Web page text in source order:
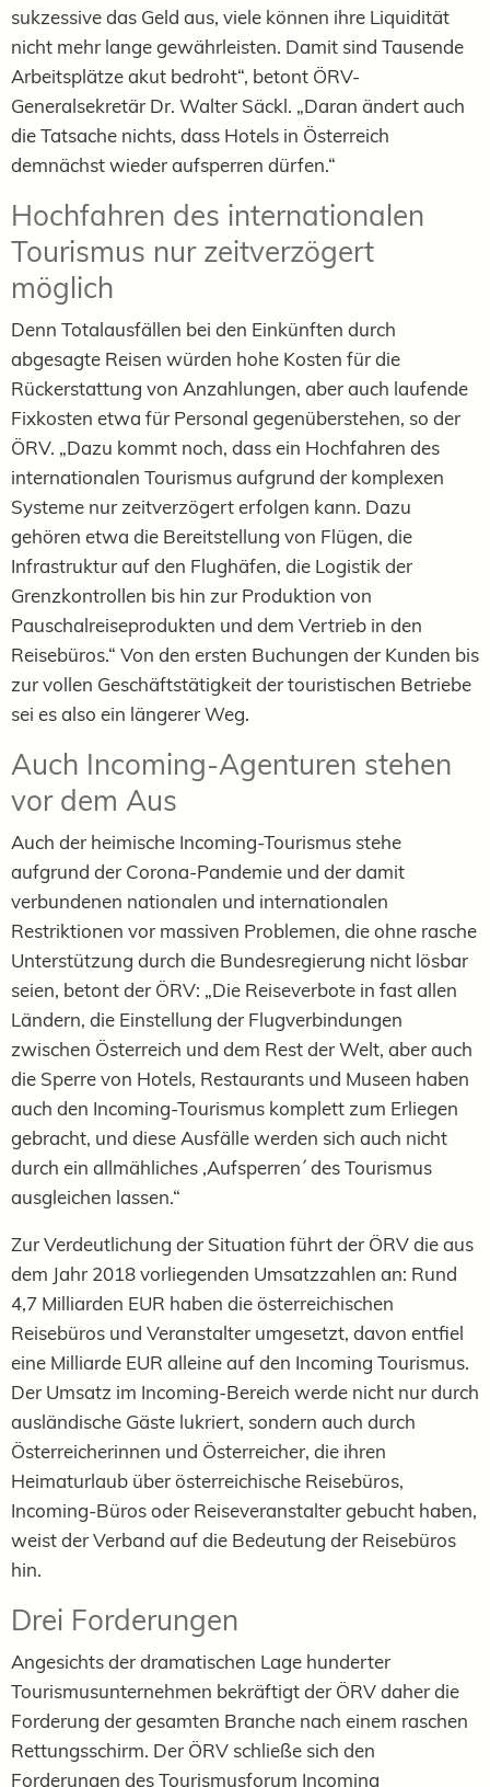
sukzessive das Geld aus, viele können ihre Liquidität
nicht mehr lange gewährleisten. Damit sind Tausende
Arbeitsplätze akut bedroht“, betont ÖRV-
Generalsekretär Dr. Walter Säckl. „Daran ändert auch
die Tatsache nichts, dass Hotels in Österreich
demnächst wieder aufsperren dürfen.“
Hochfahren des internationalen
Tourismus nur zeitverzögert
möglich
Denn Totalausfällen bei den Einkünften durch
abgesagte Reisen würden hohe Kosten für die
Rückerstattung von Anzahlungen, aber auch laufende
Fixkosten etwa für Personal gegenüberstehen, so der
ÖRV. „Dazu kommt noch, dass ein Hochfahren des
internationalen Tourismus aufgrund der komplexen
Systeme nur zeitverzögert erfolgen kann. Dazu
gehören etwa die Bereitstellung von Flügen, die
Infrastruktur auf den Flughäfen, die Logistik der
Grenzkontrollen bis hin zur Produktion von
Pauschalreiseprodukten und dem Vertrieb in den
Reisebüros.“ Von den ersten Buchungen der Kunden bis
zur vollen Geschäftstätigkeit der touristischen Betriebe
sei es also ein längerer Weg.
Auch Incoming-Agenturen stehen
vor dem Aus
Auch der heimische Incoming-Tourismus stehe
aufgrund der Corona-Pandemie und der damit
verbundenen nationalen und internationalen
Restriktionen vor massiven Problemen, die ohne rasche
Unterstützung durch die Bundesregierung nicht lösbar
seien, betont der ÖRV: „Die Reiseverbote in fast allen
Ländern, die Einstellung der Flugverbindungen
zwischen Österreich und dem Rest der Welt, aber auch
die Sperre von Hotels, Restaurants und Museen haben
auch den Incoming-Tourismus komplett zum Erliegen
gebracht, und diese Ausfälle werden sich auch nicht
durch ein allmähliches ,Aufsperren´ des Tourismus
ausgleichen lassen.“
Zur Verdeutlichung der Situation führt der ÖRV die aus
dem Jahr 2018 vorliegenden Umsatzzahlen an: Rund
4,7 Milliarden EUR haben die österreichischen
Reisebüros und Veranstalter umgesetzt, davon entfiel
eine Milliarde EUR alleine auf den Incoming Tourismus.
Der Umsatz im Incoming-Bereich werde nicht nur durch
ausländische Gäste lukriert, sondern auch durch
Österreicherinnen und Österreicher, die ihren
Heimaturlaub über österreichische Reisebüros,
Incoming-Büros oder Reiseveranstalter gebucht haben,
weist der Verband auf die Bedeutung der Reisebüros
hin.
Drei Forderungen
Angesichts der dramatischen Lage hunderter
Tourismusunternehmen bekräftigt der ÖRV daher die
Forderung der gesamten Branche nach einem raschen
Rettungsschirm. Der ÖRV schließe sich den
Forderungen des Tourismusforum Incoming